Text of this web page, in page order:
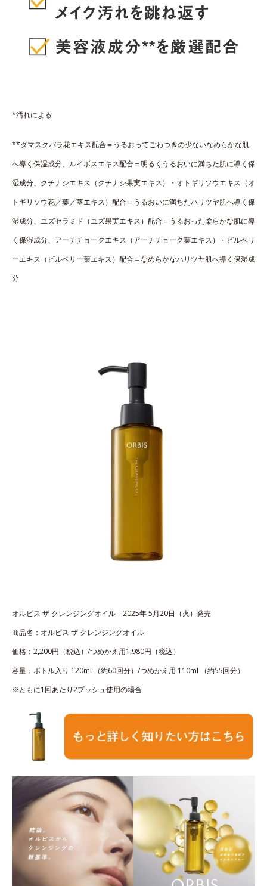
*汚れによる
**ダマスクバラ花エキス配合＝うるおってごわつきの少ないなめらかな肌
へ導く保湿成分、ルイボスエキス配合＝明るくうるおいに満ちた肌に導く保
湿成分、クチナシエキス（クチナシ果実エキス）・オトギリソウエキス（オ
トギリソウ花／葉／茎エキス）配合＝うるおいに満ちたハリツヤ肌へ導く保
湿成分、ユズセラミド（ユズ果実エキス）配合＝うるおった柔らかな肌に導
く保湿成分、アーチチョークエキス（アーチチョーク葉エキス）・ビルベリ
ーエキス（ビルベリー葉エキス）配合＝なめらかなハリツヤ肌へ導く保湿成
分
オルビス ザ クレンジングオイル 2025年 5月20日（火）発売
商品名：オルビス ザ クレンジングオイル
価格：2,200円（税込）/つめかえ用1,980円（税込）
容量：ボトル入り 120mL（約60回分）/つめかえ用 110mL（約55回分）
※ともに1回あたり2プッシュ使用の場合